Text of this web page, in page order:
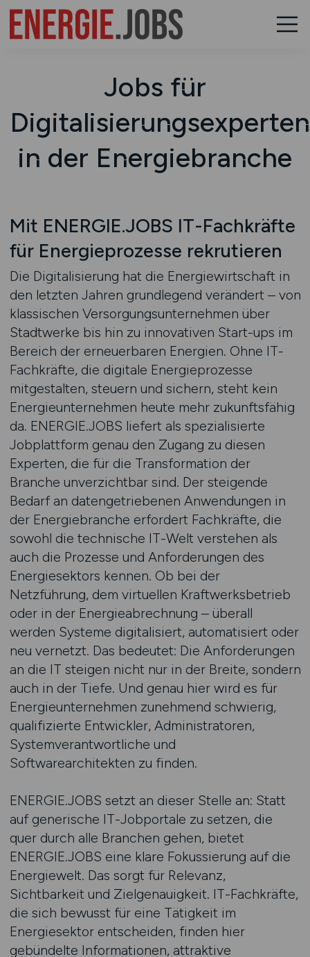
Jobs für
Digitalisierungsexperten
in der Energiebranche
Mit ENERGIE.JOBS IT-Fachkräfte
für Energieprozesse rekrutieren
Die Digitalisierung hat die Energiewirtschaft in
den letzten Jahren grundlegend verändert – von
klassischen Versorgungsunternehmen über
Stadtwerke bis hin zu innovativen Start-ups im
Bereich der erneuerbaren Energien. Ohne IT-
Fachkräfte, die digitale Energieprozesse
mitgestalten, steuern und sichern, steht kein
Energieunternehmen heute mehr zukunftsfähig
da. ENERGIE.JOBS liefert als spezialisierte
Jobplattform genau den Zugang zu diesen
Experten, die für die Transformation der
Branche unverzichtbar sind. Der steigende
Bedarf an datengetriebenen Anwendungen in
der Energiebranche erfordert Fachkräfte, die
sowohl die technische IT-Welt verstehen als
auch die Prozesse und Anforderungen des
Energiesektors kennen. Ob bei der
Netzführung, dem virtuellen Kraftwerksbetrieb
oder in der Energieabrechnung – überall
werden Systeme digitalisiert, automatisiert oder
neu vernetzt. Das bedeutet: Die Anforderungen
an die IT steigen nicht nur in der Breite, sondern
auch in der Tiefe. Und genau hier wird es für
Energieunternehmen zunehmend schwierig,
qualifizierte Entwickler, Administratoren,
Systemverantwortliche und
Softwarearchitekten zu finden.
ENERGIE.JOBS setzt an dieser Stelle an: Statt
auf generische IT-Jobportale zu setzen, die
quer durch alle Branchen gehen, bietet
ENERGIE.JOBS eine klare Fokussierung auf die
Energiewelt. Das sorgt für Relevanz,
Sichtbarkeit und Zielgenauigkeit. IT-Fachkräfte,
die sich bewusst für eine Tätigkeit im
Energiesektor entscheiden, finden hier
gebündelte Informationen, attraktive